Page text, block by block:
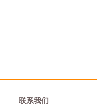
联系我们